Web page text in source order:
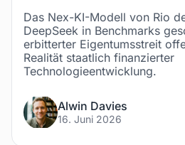
Das Nex-KI-Modell von Rio
DeepSeek in Benchmarks
erbitterter Eigentumsstreit
Realität staatlich finanzierter
Technologieentwicklung.
Alwin Davies
16. Juni 2026